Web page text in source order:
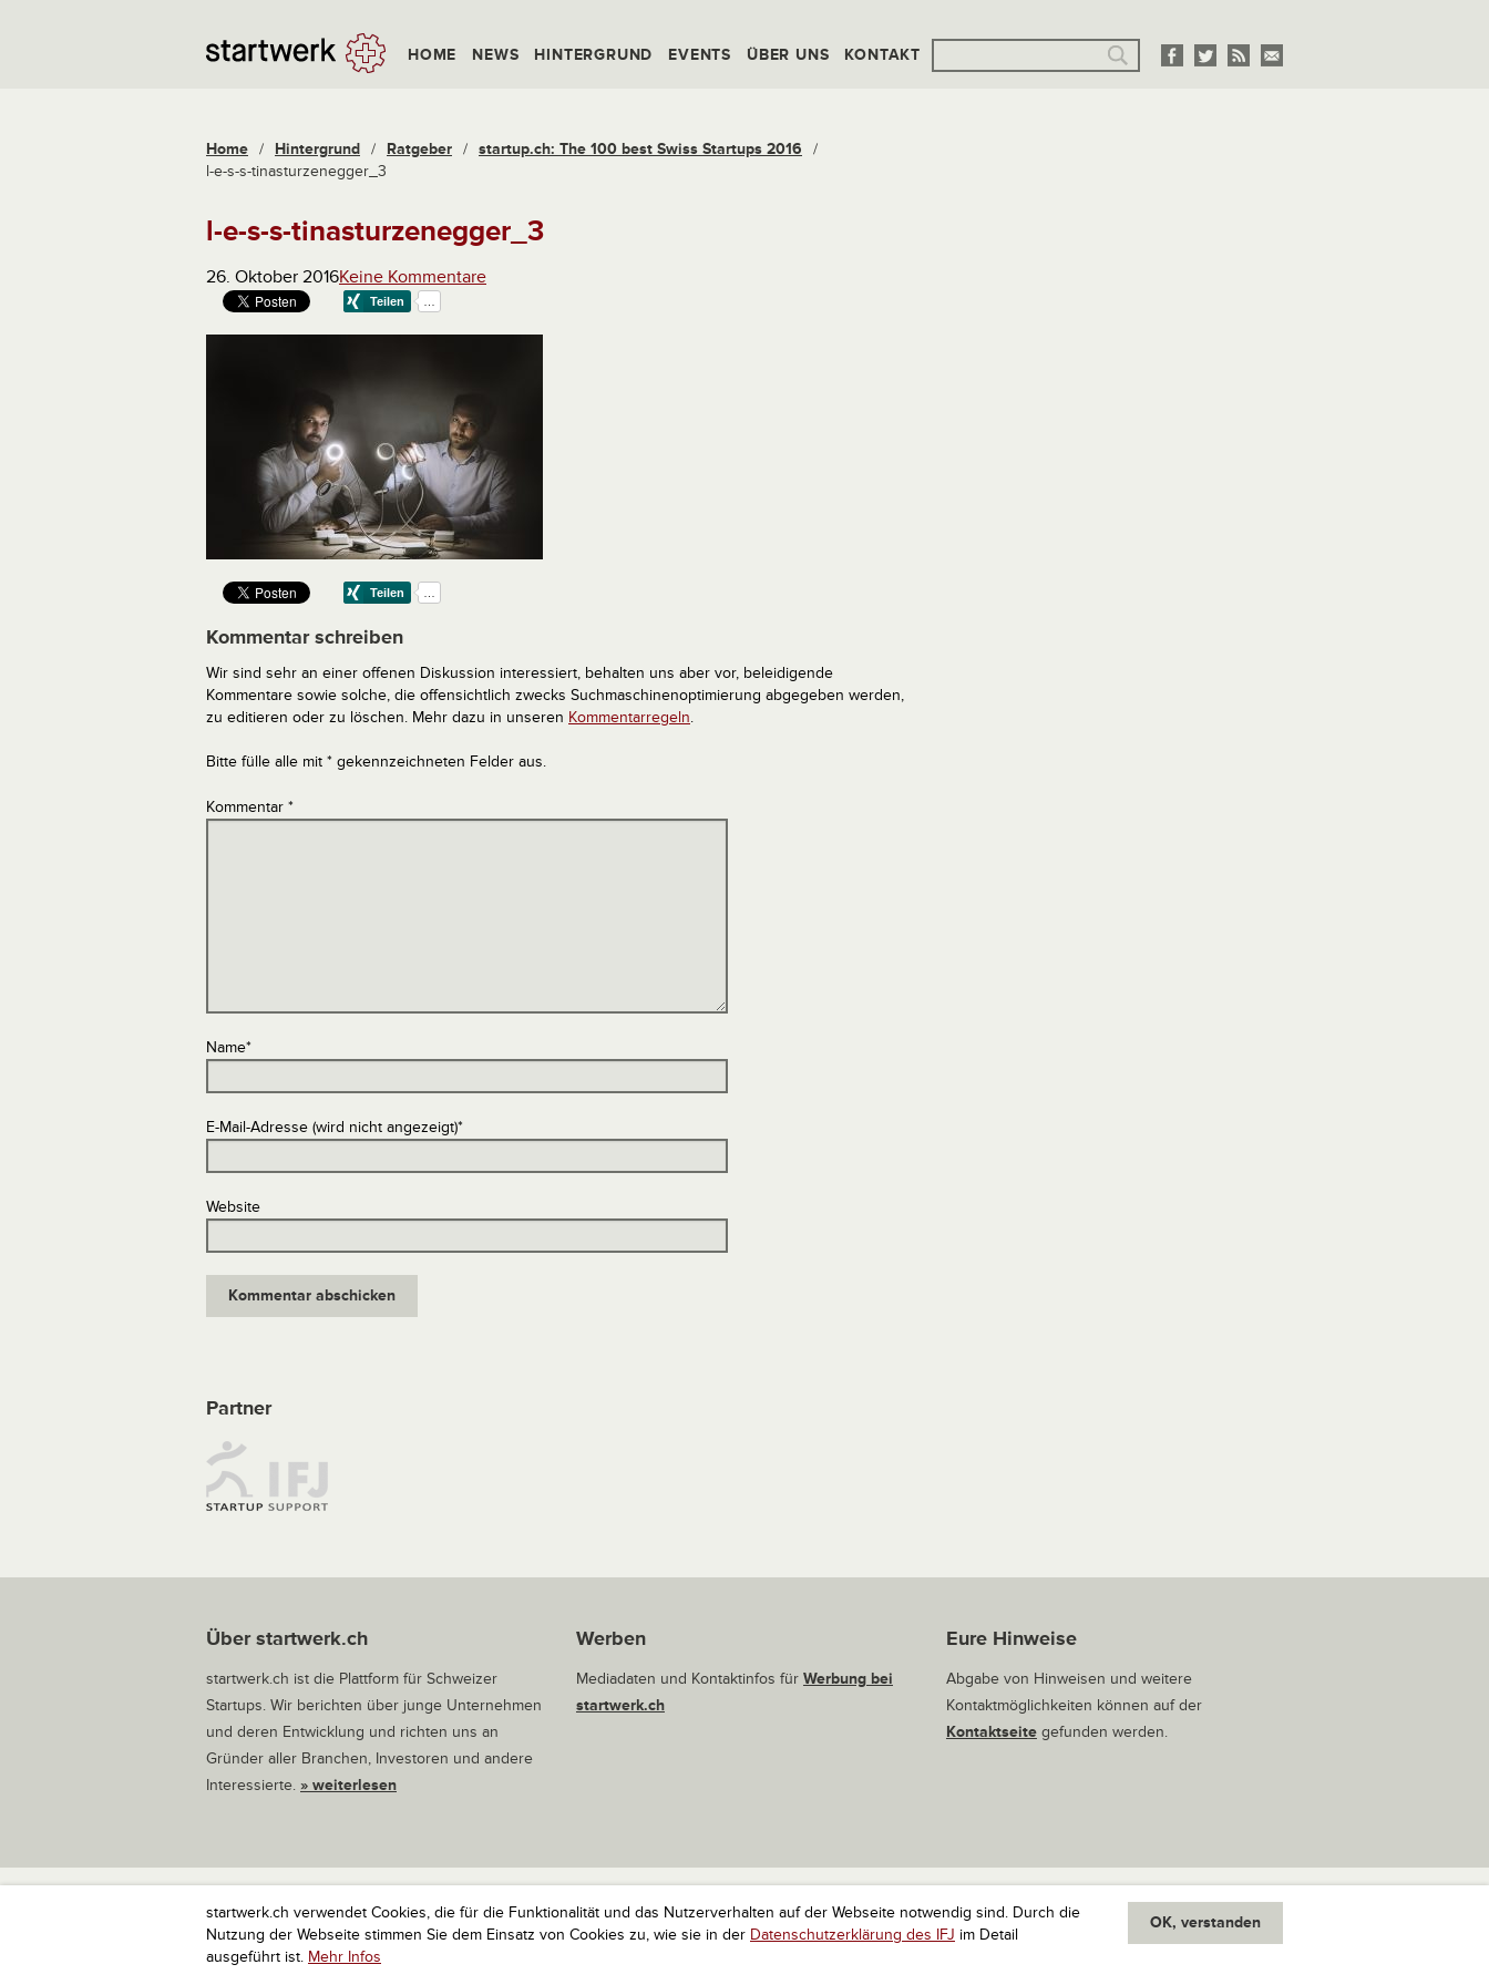
startwerk.ch verwendet Cookies, die für die Funktionalität und das Nutzerverhalten auf der Webseite notwendig sind. Durch die
Nutzung der Webseite stimmen Sie dem Einsatz von Cookies zu, wie sie in der Datenschutzerklärung des IFJ im Detail
ausgeführt ist. Mehr Infos
OK, verstanden
HOME NEWS HINTERGRUND EVENTS ÜBER UNS KONTAKT
Home / Hintergrund / Ratgeber / startup.ch: The 100 best Swiss Startups 2016
/
l-e-s-s-tinasturzenegger_3
l-e-s-s-tinasturzenegger_3
26. Oktober 2016Keine Kommentare
Kommentar schreiben
Wir sind sehr an einer offenen Diskussion interessiert, behalten uns aber vor, beleidigende
Kommentare sowie solche, die offensichtlich zwecks Suchmaschinenoptimierung abgegeben werden,
zu editieren oder zu löschen. Mehr dazu in unseren Kommentarregeln.
Bitte fülle alle mit * gekennzeichneten Felder aus.
Kommentar *
Name*
E-Mail-Adresse (wird nicht angezeigt)*
Website
Partner
Über startwerk.ch
startwerk.ch ist die Plattform für Schweizer
Startups. Wir berichten über junge Unternehmen
und deren Entwicklung und richten uns an
Gründer aller Branchen, Investoren und andere
Interessierte. » weiterlesen
Werben
Mediadaten und Kontaktinfos für Werbung bei
startwerk.ch
Eure Hinweise
Abgabe von Hinweisen und weitere
Kontaktmöglichkeiten können auf der
Kontaktseitegefunden werden.
startwerk.ch ist die Plattform für Schweizer Startups. Alle Rechte vorbehalten. Impressum Kontakt nach oben